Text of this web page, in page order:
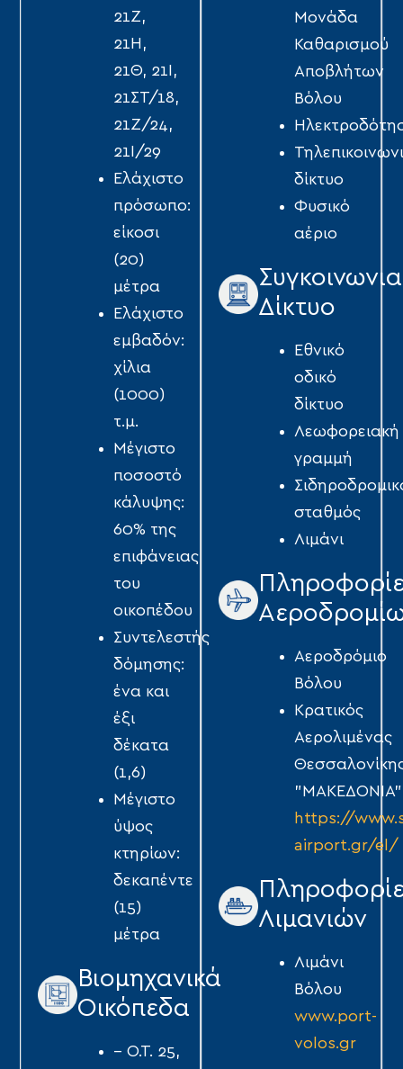
21Ζ,
21Η,
21Θ, 21Ι,
21ΣΤ/18,
21Ζ/24,
21Ι/29
Ελάχιστο
πρόσωπο:
είκοσι
(20)
μέτρα
Ελάχιστο
εμβαδόν:
χίλια
(1000)
τ.µ.
Μέγιστο
ποσοστό
κάλυψης:
60% της
επιφάνειας
του
οικοπέδου
Συντελεστής
δόμησης:
ένα και
έξι
δέκατα
(1,6)
Μέγιστο
ύψος
κτηρίων:
δεκαπέντε
(15)
μέτρα
Βιομηχανικά
Οικόπεδα
-- Ο.Τ. 25,
Μονάδα
Καθαρισμού
Αποβλήτων
Βόλου
δίκτυο
Φυσικό
αέριο
Δίκτυο
Εθνικό
οδικό
δίκτυo
Λεωφορειακή
γραμμή
σταθμός
Λιμάνι
Αεροδρόμιο
Βόλου
Κρατικός
Αερολιμένας
"ΜΑΚΕΔΟΝΙΑ"
https://
airport.gr/el/
Λιμανιών
Λιμάνι
Βόλου
www.port-
volos.gr